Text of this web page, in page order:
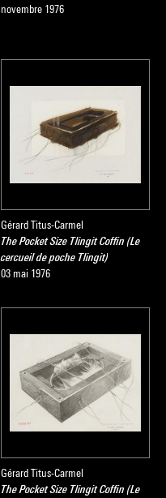
novembre 1976
Gérard Titus-Carmel
The Pocket Size Tlingit Coffin (Le
cercueil de poche Tlingit)
03 mai 1976
Gérard Titus-Carmel
The Pocket Size Tlingit Coffin (Le